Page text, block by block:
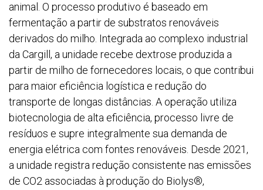
animal. O processo produtivo é baseado em
fermentação a partir de substratos renováveis
derivados do milho. Integrada ao complexo industrial
da Cargill, a unidade recebe dextrose produzida a
partir de milho de fornecedores locais, o que contribui
para maior eficiência logística e redução do
transporte de longas distâncias. A operação utiliza
biotecnologia de alta eficiência, processo livre de
resíduos e supre integralmente sua demanda de
energia elétrica com fontes renováveis. Desde 2021,
a unidade registra redução consistente nas emissões
de CO2 associadas à produção do Biolys®,